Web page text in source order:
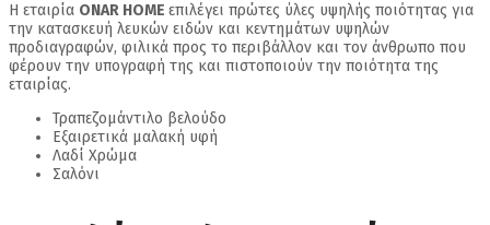
Η εταιρία ONAR HOME επιλέγει πρώτες ύλες υψηλής ποιότητας για
την κατασκευή λευκών ειδών και κεντημάτων υψηλών
προδιαγραφών, φιλικά προς το περιβάλλον και τον άνθρωπο που
φέρουν την υπογραφή της και πιστοποιούν την ποιότητα της
εταιρίας.
Τραπεζομάντιλο βελούδο
Εξαιρετικά μαλακή υφή
Λαδί Χρώμα
Σαλόνι